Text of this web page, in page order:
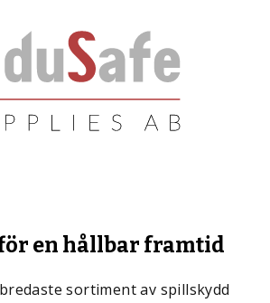
en hållbar framtid
sortiment av spillskydd